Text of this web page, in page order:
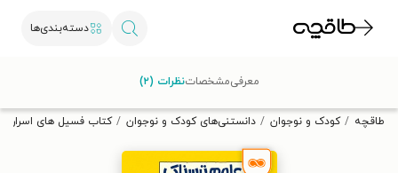
دسته‌بندی‌ها
تخفیف از طاقچه دریافت کن.
طاقچه کودک و نوجوان دانستنی‌های کودک و نوجوان کتاب فسیل های
معرفیمشخصاتنظرات (۲)